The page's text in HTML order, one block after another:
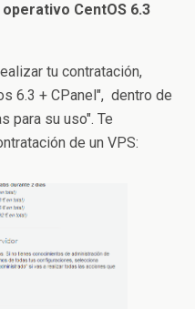
CentOS 6.3
tu contratación,
6.3 + CPanel", dentro de
para su uso". Te
de un VPS: